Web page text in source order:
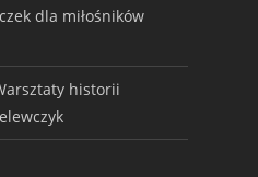
dla miłośników
historii